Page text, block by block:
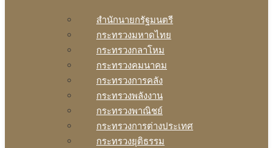
สํานักนายกรัฐมนตรี
กระทรวงมหาดไทย
กระทรวงกลาโหม
กระทรวงคมนาคม
กระทรวงการคลัง
กระทรวงพลังงาน
กระทรวงพาณิชย์
กระทรวงการต่างประเทศ
กระทรวงยุติธรรม